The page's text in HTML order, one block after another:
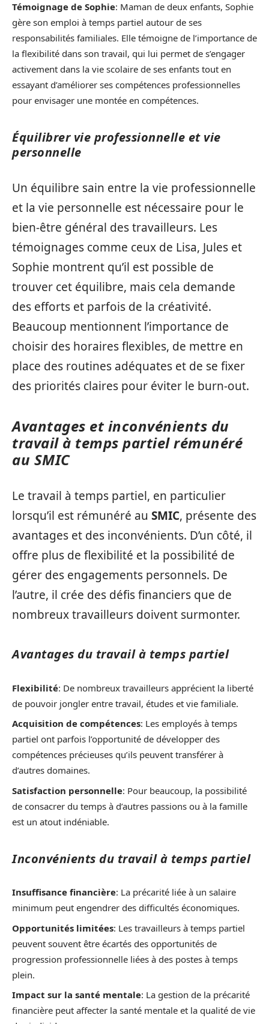
Témoignage de Sophie: Maman de deux enfants, Sophie
gère son emploi à temps partiel autour de ses
responsabilités familiales. Elle témoigne de l’importance de
la flexibilité dans son travail, qui lui permet de s’engager
activement dans la vie scolaire de ses enfants tout en
essayant d’améliorer ses compétences professionnelles
pour envisager une montée en compétences.
Équilibrer vie professionnelle et vie
personnelle
Un équilibre sain entre la vie professionnelle
et la vie personnelle est nécessaire pour le
bien-être général des travailleurs. Les
témoignages comme ceux de Lisa, Jules et
Sophie montrent qu’il est possible de
trouver cet équilibre, mais cela demande
des efforts et parfois de la créativité.
Beaucoup mentionnent l’importance de
choisir des horaires flexibles, de mettre en
place des routines adéquates et de se fixer
des priorités claires pour éviter le burn-out.
Avantages et inconvénients du
travail à temps partiel rémunéré
au SMIC
Le travail à temps partiel, en particulier
lorsqu’il est rémunéré au SMIC, présente des
avantages et des inconvénients. D’un côté, il
offre plus de flexibilité et la possibilité de
gérer des engagements personnels. De
l’autre, il crée des défis financiers que de
nombreux travailleurs doivent surmonter.
Avantages du travail à temps partiel
Flexibilité: De nombreux travailleurs apprécient la liberté
de pouvoir jongler entre travail, études et vie familiale.
Acquisition de compétences: Les employés à temps
partiel ont parfois l’opportunité de développer des
compétences précieuses qu’ils peuvent transférer à
d’autres domaines.
Satisfaction personnelle: Pour beaucoup, la possibilité
de consacrer du temps à d’autres passions ou à la famille
est un atout indéniable.
Inconvénients du travail à temps partiel
Insuffisance financière: La précarité liée à un salaire
minimum peut engendrer des difficultés économiques.
Opportunités limitées: Les travailleurs à temps partiel
peuvent souvent être écartés des opportunités de
progression professionnelle liées à des postes à temps
plein.
Impact sur la santé mentale: La gestion de la précarité
financière peut affecter la santé mentale et la qualité de vie